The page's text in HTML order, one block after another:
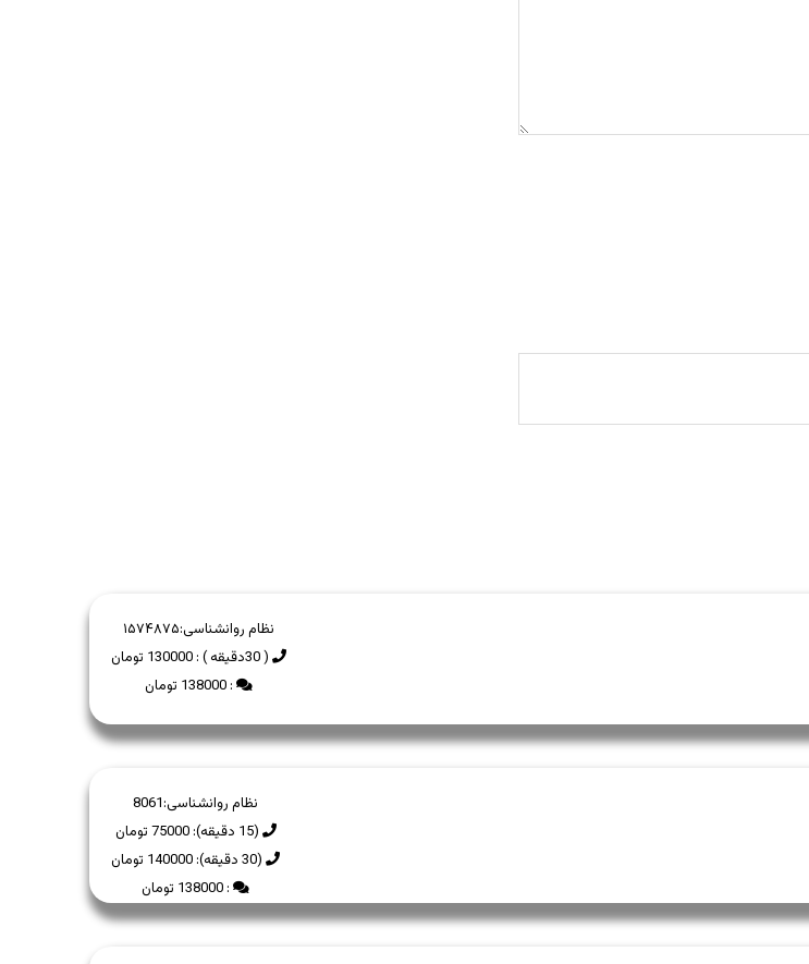
نظام روانشناسی:۱۵۷۴۸۷۵
( 30دقیقه ) : 130000 تومان
: 138000 تومان
نظام روانشناسی:8061
(15 دقیقه): 75000 تومان
(30 دقیقه): 140000 تومان
: 138000 تومان